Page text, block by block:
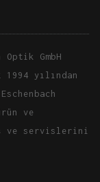
GmbH
yılından
ve
ve servislerini